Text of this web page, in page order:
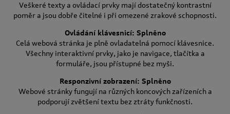
Veškeré texty a ovládací prvky mají dostatečný kontrastní
poměr a jsou dobře čitelné i při omezené zrakové schopnosti.
Ovládání klávesnicí: Splněno
Celá webová stránka je plně ovladatelná pomocí klávesnice.
Všechny interaktivní prvky, jako je navigace, tlačítka a
formuláře, jsou přístupné bez myši.
Responzivní zobrazení: Splněno
Webové stránky fungují na různých koncových zařízeních a
podporují zvětšení textu bez ztráty funkčnosti.